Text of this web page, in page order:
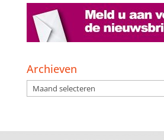
Archieven
Archieven